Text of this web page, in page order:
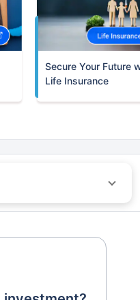
Life Insurance